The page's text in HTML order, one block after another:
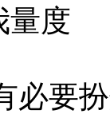
量度
必要